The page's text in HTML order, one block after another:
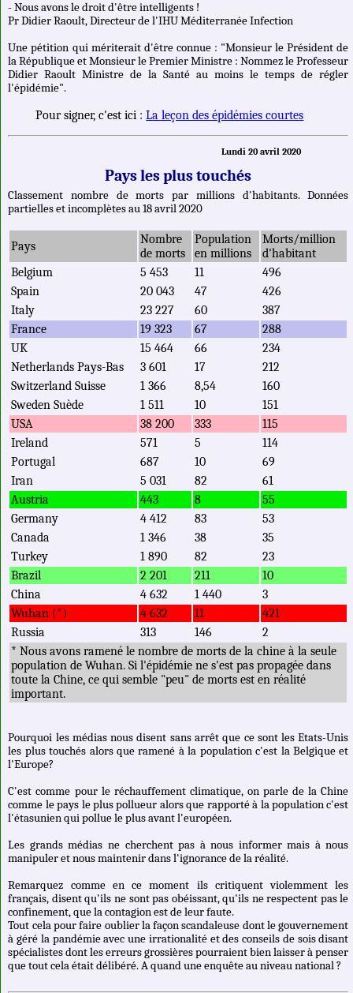
- Nous avons le droit d'être intelligents !
Pr Didier Raoult, Directeur de l'IHU Méditerranée Infection
Une pétition qui mériterait d'être connue : "Monsieur le Président de
la République et Monsieur le Premier Ministre : Nommez le Professeur
Didier Raoult Ministre de la Santé au moins le temps de régler
l'épidémie".
Pour signer, c'est ici :La leçon des épidémies courtes
Lundi 20 avril 2020
Pays les plus touchés
Classement nombre de morts par millions d'habitants. Données
partielles et incomplètes au 18 avril 2020
Pays
Nombre
de morts
Population
en millions
Morts/million
d'habitant
Belgium
5 453 11
496
Spain
20 043 47
426
Italy
23 227 60
387
France
19 323 67
288
UK
15 464 66
234
Netherlands Pays-Bas
3 601 17
212
Switzerland Suisse
1 366 8,54
160
Sweden Suède
1 511 10
151
USA
38 200 333
115
Ireland
571 5
114
Portugal
687 10
69
Iran
5 031 82
61
Austria
443 8
55
Germany
4 412 83
53
Canada
1 346 38
35
Turkey
1 890 82
23
Brazil
2 201 211
10
China
4 632 1 440
3
Wuhan (*)
4 632 11
421
Russia
313 146
2
* Nous avons ramené le nombre de morts de la chine à la seule
population de Wuhan. Si l'épidémie ne s'est pas propagée dans
toute la Chine, ce qui semble "peu" de morts est en réalité
important.
Pourquoi les médias nous disent sans arrêt que ce sont les Etats-Unis
les plus touchés alors que ramené à la population c'est la Belgique et
l'Europe?
C'est comme pour le réchauffement climatique, on parle de la Chine
comme le pays le plus pollueur alors que rapporté à la population c'est
l'étasunien qui pollue le plus avant l'européen.
Les grands médias ne cherchent pas à nous informer mais à nous
manipuler et nous maintenir dans l'ignorance de la réalité.
Remarquez comme en ce moment ils critiquent violemment les
français, disent qu'ils ne sont pas obéissant, qu'ils ne respectent pas le
confinement, que la contagion est de leur faute.
Tout cela pour faire oublier la façon scandaleuse dont le gouvernement
à géré la pandémie avec une irrationalité et des conseils de sois disant
spécialistes dont les erreurs grossières pourraient bien laisser à penser
que tout cela était délibéré. A quand une enquête au niveau national ?